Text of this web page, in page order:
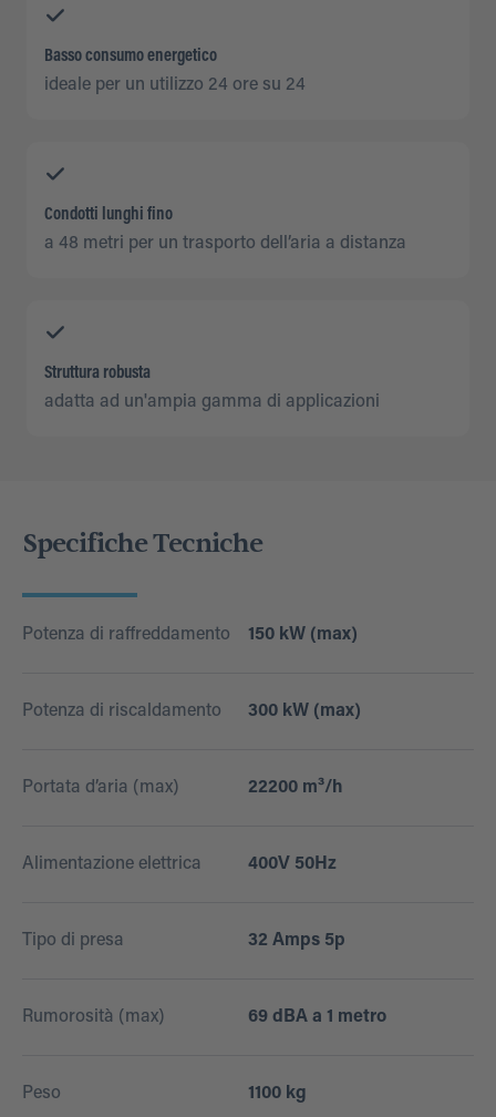
Basso consumo energetico
ideale per un utilizzo 24 ore su 24
Condotti lunghi fino
a 48 metri per un trasporto dell’aria a distanza
Struttura robusta
adatta ad un'ampia gamma di applicazioni
Specifiche Tecniche
Potenza di raffreddamento 150 kW (max)
Potenza di riscaldamento 300 kW (max)
Portata d’aria (max) 22200 m³/h
Alimentazione elettrica 400V 50Hz
Tipo di presa 32 Amps 5p
Rumorosità (max) 69 dBA a 1 metro
Peso 1100 kg